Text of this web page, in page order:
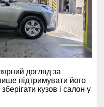
догляд за
підтримувати його
кузов і салон у